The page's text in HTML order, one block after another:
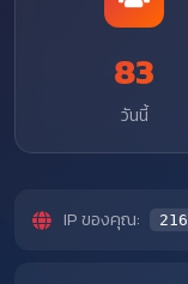
83
วันนี้
IP ของคุณ: